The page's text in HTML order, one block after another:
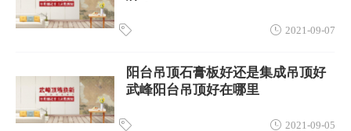
2021-09-07
阳台吊顶石膏板好还是集成吊顶好
武峰阳台吊顶好在哪里
2021-09-05